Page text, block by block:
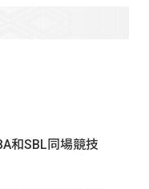
和SBL同場競技